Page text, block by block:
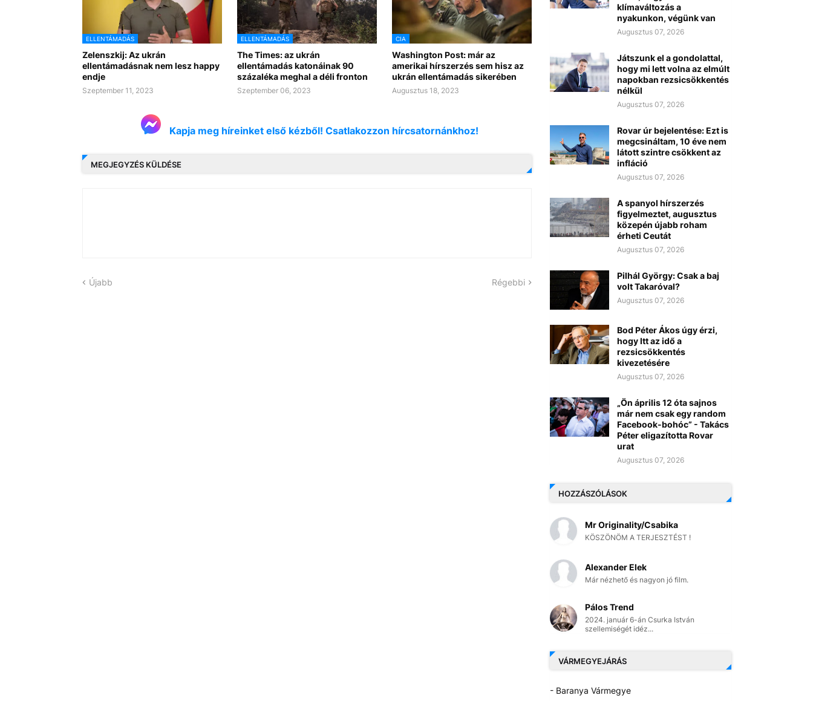
ELLENTÁMADÁS
Zelenszkij: Az ukrán
ellentámadásnak nem lesz happy
endje
Szeptember 11, 2023
ELLENTÁMADÁS
The Times: az ukrán
ellentámadás katonáinak 90
százaléka meghal a déli fronton
Szeptember 06, 2023
CIA
Washington Post: már az
amerikai hírszerzés sem hisz az
ukrán ellentámadás sikerében
Augusztus 18, 2023
Kapja meg híreinket első kézből! Csatlakozzon hírcsatornánkhoz!
MEGJEGYZÉS KÜLDÉSE
Újabb Régebbi
klímaváltozás a
nyakunkon, végünk van
Augusztus 07, 2026
Játszunk el a gondolattal,
hogy mi lett volna az elmúlt
napokban rezsicsökkentés
nélkül
Augusztus 07, 2026
Rovar úr bejelentése: Ezt is
megcsináltam, 10 éve nem
látott szintre csökkent az
infláció
Augusztus 07, 2026
A spanyol hírszerzés
figyelmeztet, augusztus
közepén újabb roham
érheti Ceutát
Augusztus 07, 2026
Pilhál György: Csak a baj
volt Takaróval?
Augusztus 07, 2026
Bod Péter Ákos úgy érzi,
hogy Itt az idő a
rezsicsökkentés
kivezetésére
Augusztus 07, 2026
„Ön április 12 óta sajnos
már nem csak egy random
Facebook-bohóc” - Takács
Péter eligazította Rovar
urat
Augusztus 07, 2026
HOZZÁSZÓLÁSOK
Mr Originality/Csabika
KÖSZÖNÖM A TERJESZTÉST !
Alexander Elek
Már nézhető és nagyon jó film.
Pálos Trend
2024. január 6-án Csurka István
szellemiségét idéz...
VÁRMEGYEJÁRÁS
- Baranya Vármegye